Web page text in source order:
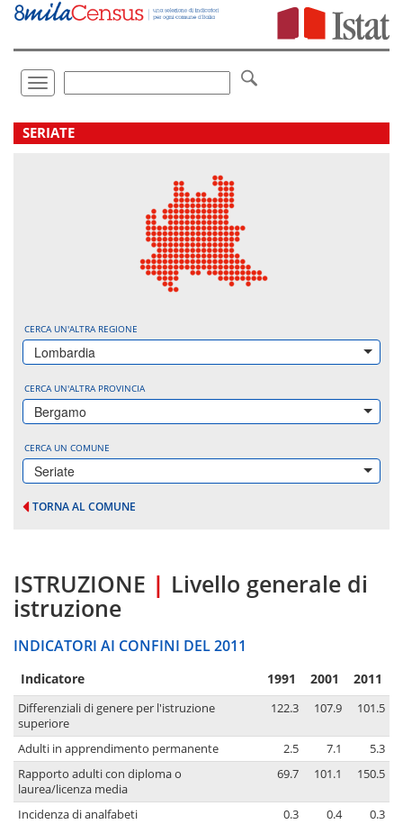
Vai
direttamente
Toggle
navigation
.
SERIATE
CERCA UN'ALTRA REGIONE
Lombardia
CERCA UN'ALTRA PROVINCIA
Bergamo
CERCA UN COMUNE
Seriate
TORNA AL COMUNE
ISTRUZIONE | Livello generale di
istruzione
INDICATORI AI CONFINI DEL 2011
Indicatore 1991 2001 2011
Differenziali di genere per l'istruzione
superiore
122.3 107.9 101.5
Adulti in apprendimento permanente 2.5 7.1
5.3
Rapporto adulti con diploma o
laurea/licenza media
69.7 101.1 150.5
Incidenza di analfabeti 0.3 0.4
0.3